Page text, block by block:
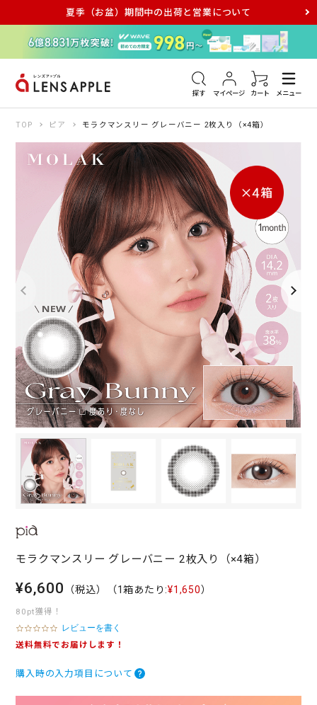
夏季（お盆）期間中の出荷と営業について
探す マイページ カート メニュー
アキュビュー メダリスト メガネ
TOP ピア モラクマンスリー グレーバニー 2枚入り（×4箱）
モラクマンスリー グレーバニー 2枚入り（×4箱）
¥6,600 （税込） （1箱あたり:¥1,650）
80pt獲得！
0
.
t
レビューを書く
送料無料でお届けします！
購入時の入力項目について